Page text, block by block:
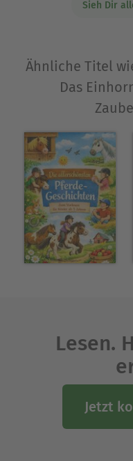
Jessica Ennis-Hill
jüngeren
Weltmeisterin und
Siebenkampf und
in Rio. Heute lebt
liest ihrem Sohn
Sieh Dir
Ähnliche Titel
Das
Lesen.
Jetzt